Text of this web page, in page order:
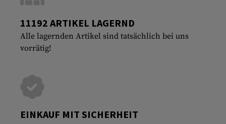
11192 ARTIKEL LAGERND
Alle lagernden Artikel sind tatsächlich bei uns
vorrätig!
EINKAUF MIT SICHERHEIT